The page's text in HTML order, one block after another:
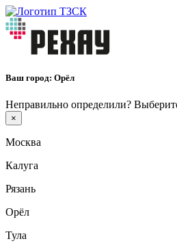
Ваш город: Орёл
Неправильно определили?
×
Москва
Калуга
Рязань
Орёл
Тула